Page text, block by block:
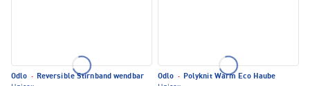
Odlo · Reversible Stirnband wendbar
Odlo · Polyknit Warm Eco Haube